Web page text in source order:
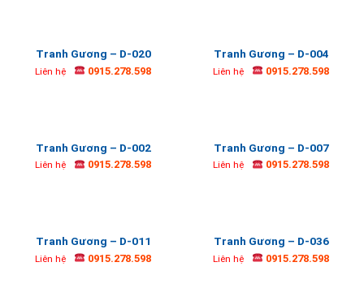
Tranh Gương – D-020
Liên hệ 0915.278.598
Tranh Gương – D-004
Liên hệ 0915.278.598
Tranh Gương – D-002
Liên hệ 0915.278.598
Tranh Gương – D-007
Liên hệ 0915.278.598
Tranh Gương – D-011
Liên hệ 0915.278.598
Tranh Gương – D-036
Liên hệ 0915.278.598